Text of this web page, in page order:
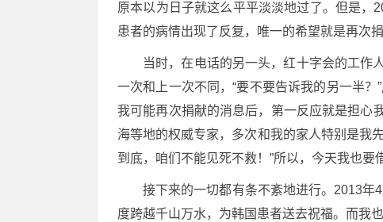
原本以为日子就这么平平淡淡地过了。但是，
患者的病情出现了反复，唯一的希望就是再次捐
当时，在电话的另一头，红十字会的工作
一次和上一次不同，“要不要告诉我的另一半？
我可能再次捐献的消息后，第一反应就是担心
海等地的权威专家，多次和我的家人特别是我
到底，咱们不能见死不救！”所以，今天我也要
接下来的一切都有条不紊地进行。2013年
度跨越千山万水，为韩国患者送去祝福。而我